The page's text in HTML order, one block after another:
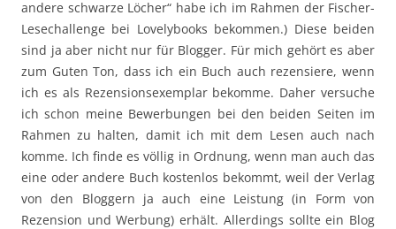
andere schwarze Löcher“ habe ich im Rahmen der Fischer-
Lesechallenge bei Lovelybooks bekommen.) Diese beiden
sind ja aber nicht nur für Blogger. Für mich gehört es aber
zum Guten Ton, dass ich ein Buch auch rezensiere, wenn
ich es als Rezensionsexemplar bekomme. Daher versuche
ich schon meine Bewerbungen bei den beiden Seiten im
Rahmen zu halten, damit ich mit dem Lesen auch nach
komme. Ich finde es völlig in Ordnung, wenn man auch das
eine oder andere Buch kostenlos bekommt, weil der Verlag
von den Bloggern ja auch eine Leistung (in Form von
Rezension und Werbung) erhält. Allerdings sollte ein Blog